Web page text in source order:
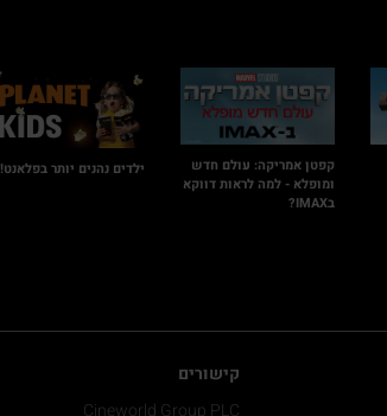
קפטן אמריקה: עולם חדש
ומופלא - למה לראות דווקא
בIMAX?
ילדים נהנים יותר בפלאנט!
קישורים